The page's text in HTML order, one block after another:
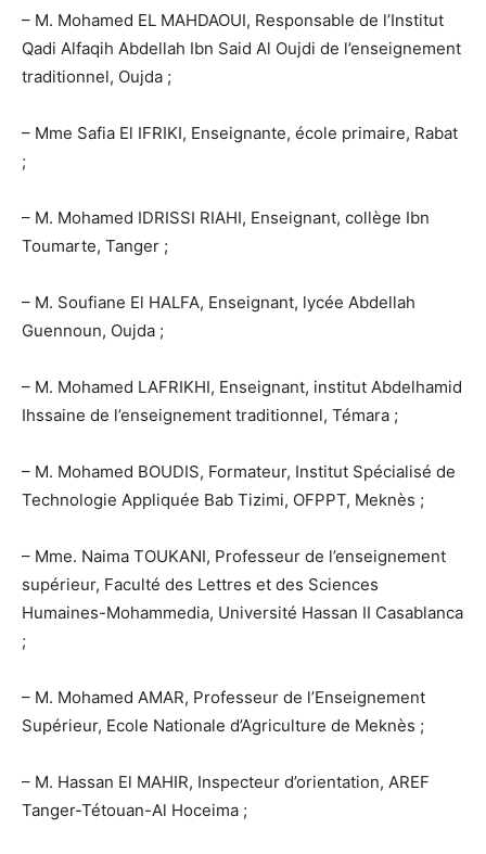
– M. Mohamed EL MAHDAOUI, Responsable de l’Institut
Qadi Alfaqih Abdellah Ibn Said Al Oujdi de l’enseignement
traditionnel, Oujda ;
– Mme Safia El IFRIKI, Enseignante, école primaire, Rabat
;
– M. Mohamed IDRISSI RIAHI, Enseignant, collège Ibn
Toumarte, Tanger ;
– M. Soufiane El HALFA, Enseignant, lycée Abdellah
Guennoun, Oujda ;
– M. Mohamed LAFRIKHI, Enseignant, institut Abdelhamid
Ihssaine de l’enseignement traditionnel, Témara ;
– M. Mohamed BOUDIS, Formateur, Institut Spécialisé de
Technologie Appliquée Bab Tizimi, OFPPT, Meknès ;
– Mme. Naima TOUKANI, Professeur de l’enseignement
supérieur, Faculté des Lettres et des Sciences
Humaines-Mohammedia, Université Hassan II Casablanca
;
– M. Mohamed AMAR, Professeur de l’Enseignement
Supérieur, Ecole Nationale d’Agriculture de Meknès ;
– M. Hassan El MAHIR, Inspecteur d’orientation, AREF
Tanger-Tétouan-Al Hoceima ;